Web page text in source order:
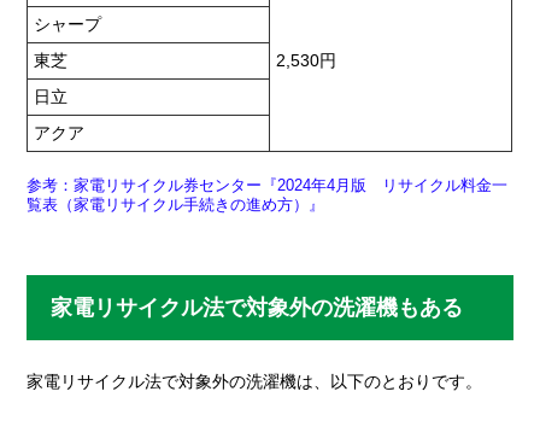
2,530円
シャープ
東芝
日立
アクア
参考：家電リサイクル券センター『2024年4月版 リサイクル料金一
覧表（家電リサイクル手続きの進め方）』
家電リサイクル法で対象外の洗濯機もある
家電リサイクル法で対象外の洗濯機は、以下のとおりです。